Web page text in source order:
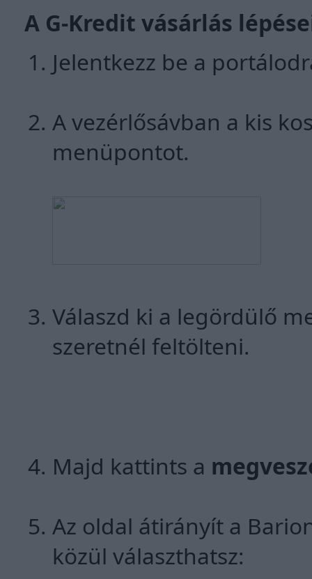
A G-Kredit vásárlás
Jelentkezz be a
A vezérlősávban a kis
menüpontot.
Válaszd ki a legördülő
szeretnél feltölteni.
Majd kattints a
Az oldal átirányít a
közül választhatsz: